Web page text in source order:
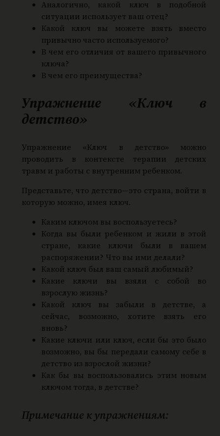
Аналогично, какой ключ в подобной
ситуации использует ваш отец?
Какой ключ вы можете взять вместо
привычно часто используемого?
В чем его отличия от вашего привычного
ключа?
В чем его преимущества?
Упражнение «Ключ в
детство»
Упражнение «Ключ в детство» можно
проводить в контексте терапии детских
травм и работы с внутренним ребенком.
Представьте, что детство—это страна, войти в
которую можно, имея ключ.
Каким ключом вы воспользуетесь?
Когда вы были ребенком и жили в этой
стране, какие ключи были в вашем
распоряжении? Что вы ими делали?
Какой ключ был ваш самый любимый?
Какие ключи вы взяли с собой во
взрослую жизнь?
Какой ключ вы забыли в детстве, а
сейчас, возможно, хотите взять его
вновь?
Какие ключи или ключ, если бы это было
возможно, вы бы передали самому себе в
детство из взрослой жизни?
Как бы вы воспользовались этим новым
ключом тогда, в детстве?
Примечание к упражнениям: